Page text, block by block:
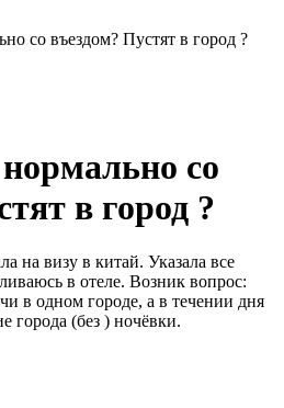
со въездом? Пустят в город ?
со
в город ?
на визу в китай. Указала все
в отеле. Возник вопрос:
в одном городе, а в течении дня
города (без ) ночёвки.